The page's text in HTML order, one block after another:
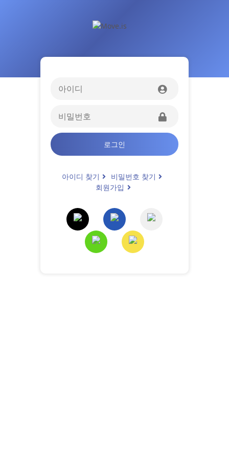
로그인
아이디 찾기
비밀번호 찾기
회원가입